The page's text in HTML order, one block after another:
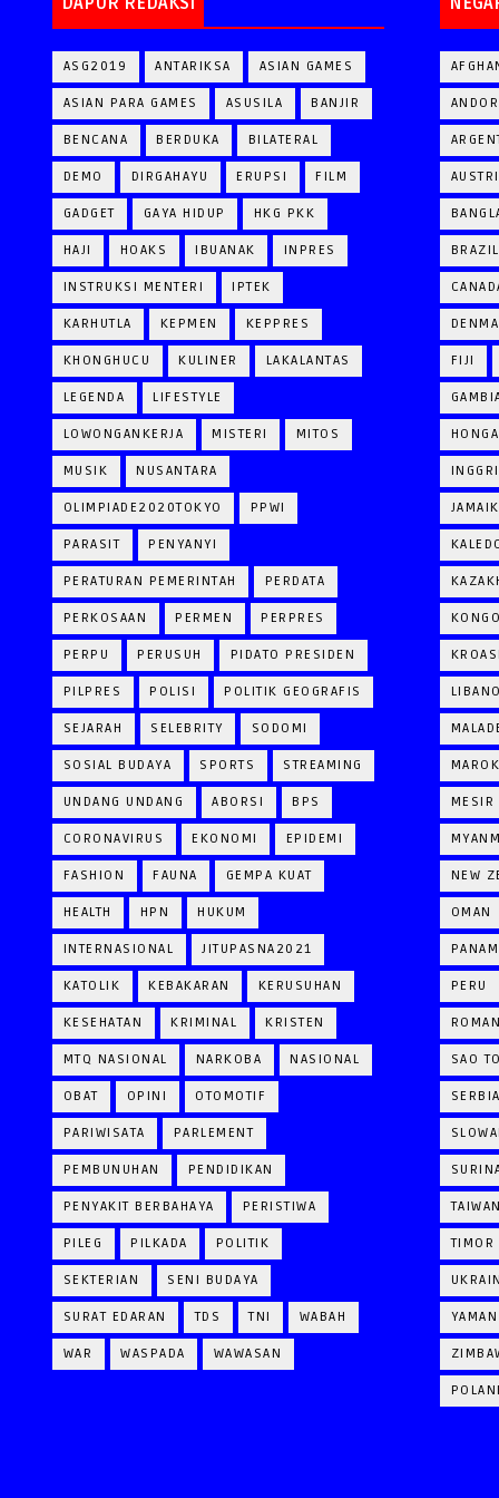
ASG2019 ANTARIKSA ASIAN GAMES
ASIAN PARA GAMES ASUSILA BANJIR
BENCANA BERDUKA BILATERAL
DEMO DIRGAHAYU ERUPSI FILM
GADGET GAYA HIDUP HKG PKK
HAJI HOAKS IBUANAK INPRES
INSTRUKSI MENTERI IPTEK
KARHUTLA KEPMEN KEPPRES
KHONGHUCU KULINER LAKALANTAS
LEGENDA LIFESTYLE
LOWONGANKERJA MISTERI MITOS
MUSIK NUSANTARA
OLIMPIADE2020TOKYO PPWI
PARASIT PENYANYI
PERATURAN PEMERINTAH PERDATA
PERKOSAAN PERMEN PERPRES
PERPU PERUSUH PIDATO PRESIDEN
PILPRES POLISI POLITIK GEOGRAFIS
SEJARAH SELEBRITY SODOMI
SOSIAL BUDAYA SPORTS STREAMING
UNDANG UNDANG ABORSI BPS
CORONAVIRUS EKONOMI EPIDEMI
FASHION FAUNA GEMPA KUAT
HEALTH HPN HUKUM
INTERNASIONAL JITUPASNA2021
KATOLIK KEBAKARAN KERUSUHAN
KESEHATAN KRIMINAL KRISTEN
MTQ NASIONAL NARKOBA NASIONAL
OBAT OPINI OTOMOTIF
PARIWISATA PARLEMENT
PEMBUNUHAN PENDIDIKAN
PENYAKIT BERBAHAYA PERISTIWA
PILEG PILKADA POLITIK
SEKTERIAN SENI BUDAYA
SURAT EDARAN TDS TNI WABAH
WAR WASPADA WAWASAN
BRAZIL
FIJI
MESIR
NEW
OMAN
PERU
SAO
TIMOR
YAMAN